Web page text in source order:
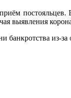
выявления
банкротства из-за